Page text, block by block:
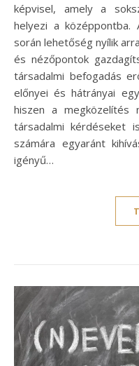
képvisel, amely a
helyezi a középpontba.
során lehetőség nyílik
és nézőpontok
társadalmi befogadás
előnyei és hátrányai
hiszen a megközelítés
társadalmi kérdéseket
számára egyaránt
igényű…